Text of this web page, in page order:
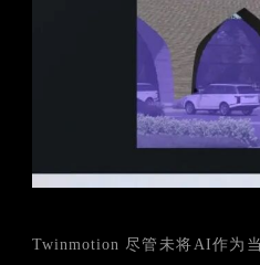
Twinmotion 尽管未将AI作为